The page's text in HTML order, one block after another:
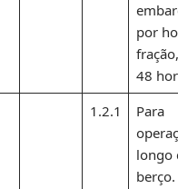
por
48
1.2.1
Para
longo
berço.